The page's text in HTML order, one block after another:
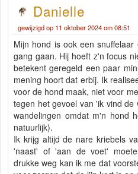
Danielle
gewijzigd op 11 oktober 2024 om 08:51
Mijn hond is ook een
gang gaan. Hij hoeft z'n focus
betekent geregeld een paar
mening hoort dat erbij. Ik
voor de hond maak, niet voor
tegen het gevoel van 'ik vind
wandelingen omdat m'n hond
natuurlijk).
Ik krijg altijd de nare kriebels
'naast' of 'aan de voet'
drukke weg kan ik me dat